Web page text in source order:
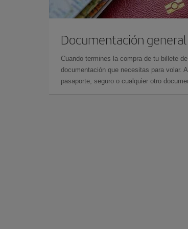
Documentación general
Cuando termines la compra de tu billete
documentación que necesitas para volar.
pasaporte, seguro o cualquier otro